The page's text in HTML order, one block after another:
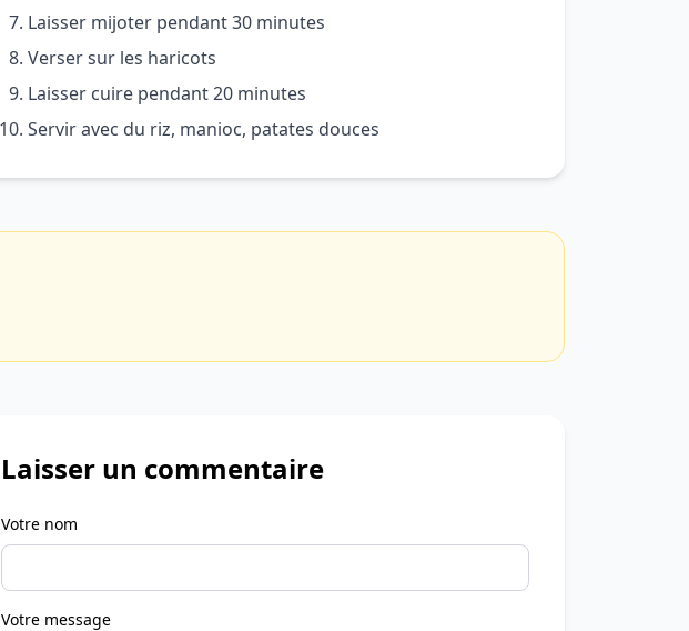
Laisser mijoter pendant 30 minutes
Verser sur les haricots
Laisser cuire pendant 20 minutes
Servir avec du riz, manioc, patates douces
Laisser un commentaire
Votre nom
Votre message